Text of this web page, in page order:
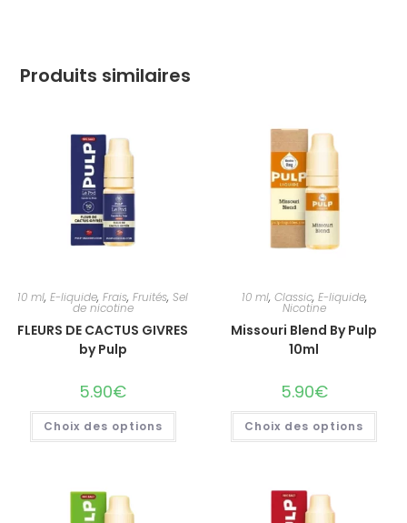
Produits similaires
10 ml,E-liquide,Frais,Fruités,Sel
de nicotine
FLEURS DE CACTUS GIVRES
by Pulp
5.90€
Choix des options
10 ml, Classic, E-liquide,
Nicotine
Missouri Blend By Pulp
10ml
5.90€
Choix des options